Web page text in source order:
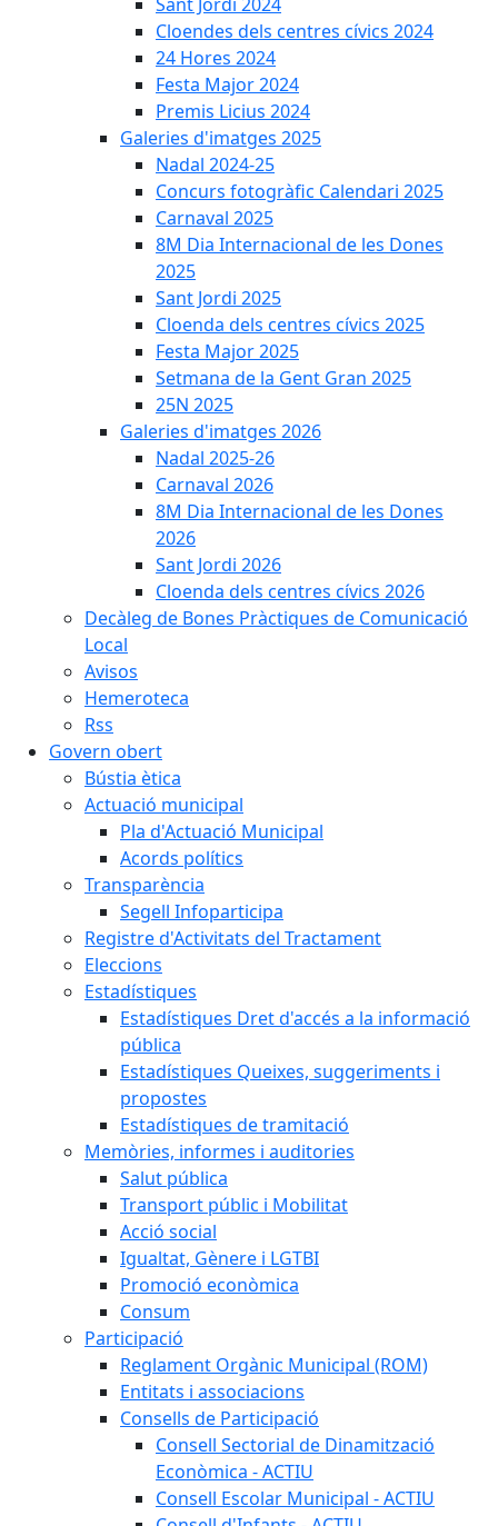
Cloendes dels centres cívics 2024
24 Hores 2024
Festa Major 2024
Premis Licius 2024
Galeries d'imatges 2025
Nadal 2024-25
Concurs fotogràfic Calendari 2025
Carnaval 2025
8M Dia Internacional de les Dones
2025
Sant Jordi 2025
Cloenda dels centres cívics 2025
Festa Major 2025
Setmana de la Gent Gran 2025
25N 2025
Galeries d'imatges 2026
Nadal 2025-26
Carnaval 2026
8M Dia Internacional de les Dones
2026
Sant Jordi 2026
Cloenda dels centres cívics 2026
Decàleg de Bones Pràctiques de Comunicació
Local
Avisos
Hemeroteca
Rss
Govern obert
Bústia ètica
Actuació municipal
Pla d'Actuació Municipal
Acords polítics
Transparència
Segell Infoparticipa
Registre d'Activitats del Tractament
Eleccions
Estadístiques
Estadístiques Dret d'accés a la informació
pública
Estadístiques Queixes, suggeriments i
propostes
Estadístiques de tramitació
Memòries, informes i auditories
Salut pública
Transport públic i Mobilitat
Acció social
Igualtat, Gènere i LGTBI
Promoció econòmica
Consum
Participació
Reglament Orgànic Municipal (ROM)
Entitats i associacions
Consells de Participació
Consell Sectorial de Dinamització
Econòmica - ACTIU
Consell Escolar Municipal - ACTIU